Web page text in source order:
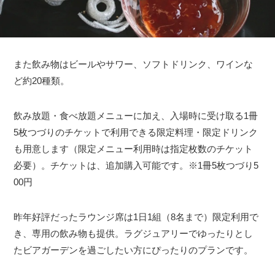
また飲み物はビールやサワー、ソフトドリンク、ワインな
ど約20種類。
飲み放題・食べ放題メニューに加え、入場時に受け取る1冊
5枚つづりのチケットで利用できる限定料理・限定ドリンク
も用意します（限定メニュー利用時は指定枚数のチケット
必要）。チケットは、追加購入可能です。※1冊5枚つづり5
00円
昨年好評だったラウンジ席は1日1組（8名まで）限定利用で
き、専用の飲み物も提供。ラグジュアリーでゆったりとし
たビアガーデンを過ごしたい方にぴったりのプランです。